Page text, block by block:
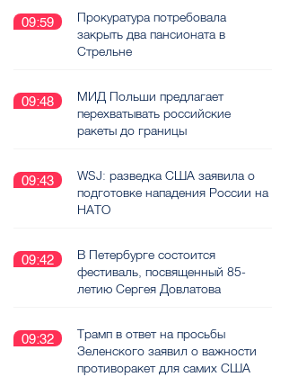
09:59
Прокуратура потребовала
закрыть два пансионата в
Стрельне
09:48
МИД Польши предлагает
перехватывать российские
ракеты до границы
09:43
WSJ: разведка США заявила о
подготовке нападения России на
НАТО
09:42
В Петербурге состоится
фестиваль, посвященный 85-
летию Сергея Довлатова
09:32
Трамп в ответ на просьбы
Зеленского заявил о важности
противоракет для самих США